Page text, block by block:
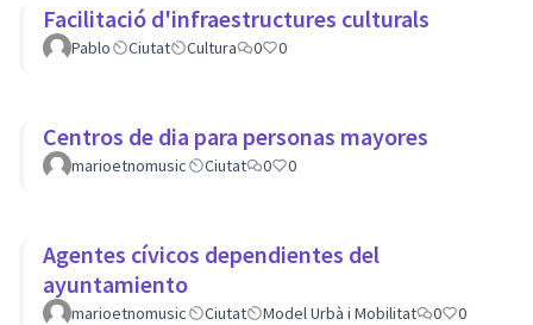
Facilitació d'infraestructures culturals
Pablo Ciutat Cultura 0 0
Centros de dia para personas mayores
marioetnomusic Ciutat 0 0
Agentes cívicos dependientes del
ayuntamiento
marioetnomusic Ciutat Model Urbà i Mobilitat 0 0